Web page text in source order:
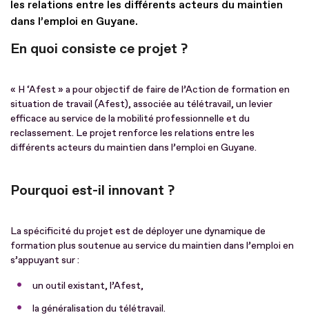
les relations entre les différents acteurs du maintien
dans l’emploi en Guyane.
En quoi consiste ce projet ?
« H ‘Afest » a pour objectif de faire de l’Action de formation en
situation de travail (Afest), associée au télétravail, un levier
efficace au service de la mobilité professionnelle et du
reclassement. Le projet renforce les relations entre les
différents acteurs du maintien dans l’emploi en Guyane.
Pourquoi est-il innovant ?
La spécificité du projet est de déployer une dynamique de
formation plus soutenue au service du maintien dans l’emploi en
s’appuyant sur :
un outil existant, l’Afest,
la généralisation du télétravail.